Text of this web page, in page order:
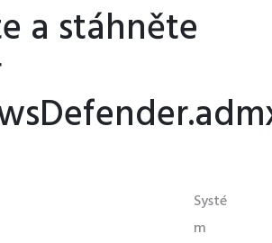
a stáhněte
Systé
m